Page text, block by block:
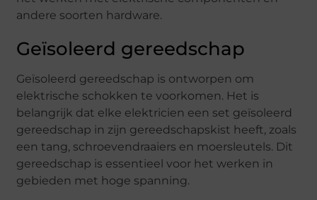
andere soorten hardware.
Geïsoleerd gereedschap
Geïsoleerd gereedschap is ontworpen om
elektrische schokken te voorkomen. Het is
belangrijk dat elke elektricien een set geïsoleerd
gereedschap in zijn gereedschapskist heeft, zoals
een tang, schroevendraaiers en moersleutels. Dit
gereedschap is essentieel voor het werken in
gebieden met hoge spanning.